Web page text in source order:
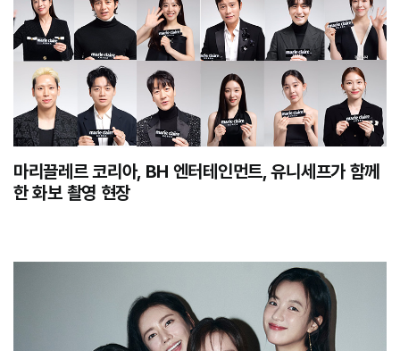
마리끌레르 코리아, BH 엔터테인먼트, 유니세프가 함께
한 화보 촬영 현장